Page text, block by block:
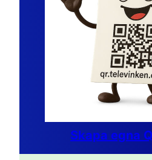
Skapa egna